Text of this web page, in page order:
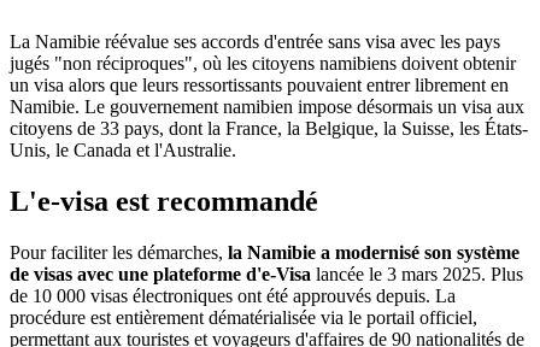
La Namibie réévalue ses accords d'entrée sans visa avec les pays
jugés "non réciproques", où les citoyens namibiens doivent obtenir
un visa alors que leurs ressortissants pouvaient entrer librement en
Namibie. Le gouvernement namibien impose désormais un visa aux
citoyens de 33 pays, dont la France, la Belgique, la Suisse, les États-
Unis, le Canada et l'Australie.
L'e-visa est recommandé
Pour faciliter les démarches, la Namibie a modernisé son système
de visas avec une plateforme d'e-Visa lancée le 3 mars 2025. Plus
de 10 000 visas électroniques ont été approuvés depuis. La
procédure est entièrement dématérialisée via le portail officiel,
permettant aux touristes et voyageurs d'affaires de 90 nationalités de